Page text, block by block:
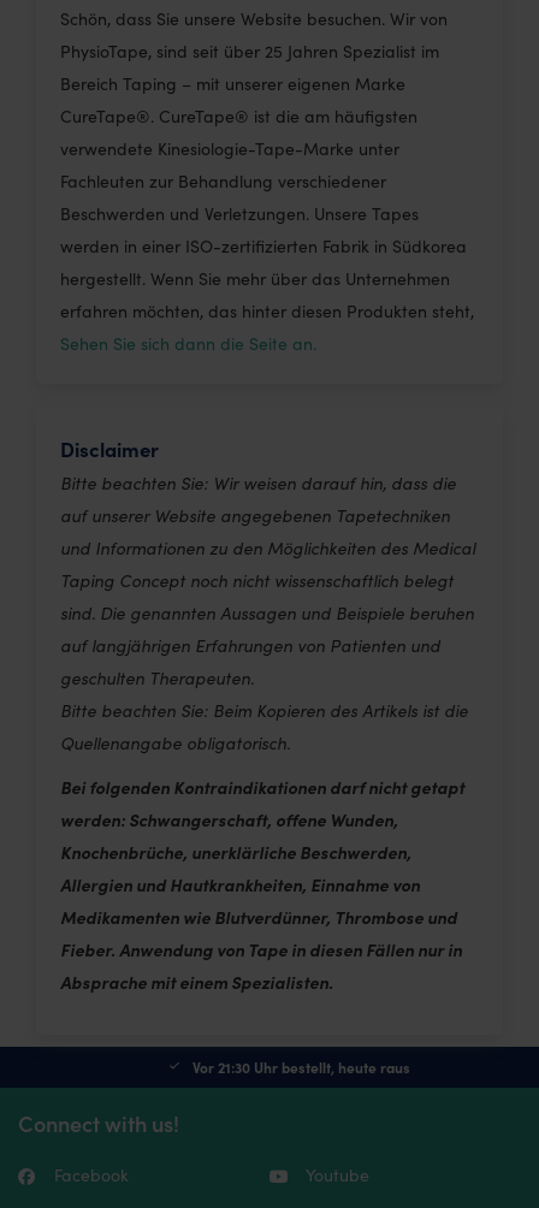
Schön, dass Sie unsere Website besuchen. Wir von
PhysioTape, sind seit über 25 Jahren Spezialist im
Bereich Taping – mit unserer eigenen Marke
CureTape®. CureTape® ist die am häufigsten
verwendete Kinesiologie-Tape-Marke unter
Fachleuten zur Behandlung verschiedener
Beschwerden und Verletzungen. Unsere Tapes
werden in einer ISO-zertifizierten Fabrik in Südkorea
hergestellt. Wenn Sie mehr über das Unternehmen
erfahren möchten, das hinter diesen Produkten steht,
Sehen Sie sich dann die Seite an.
Disclaimer
Bitte beachten Sie: Wir weisen darauf hin, dass die
auf unserer Website angegebenen Tapetechniken
und Informationen zu den Möglichkeiten des Medical
Taping Concept noch nicht wissenschaftlich belegt
sind. Die genannten Aussagen und Beispiele beruhen
auf langjährigen Erfahrungen von Patienten und
geschulten Therapeuten.
Bitte beachten Sie: Beim Kopieren des Artikels ist die
Quellenangabe obligatorisch.
Bei folgenden Kontraindikationen darf nicht getapt
werden: Schwangerschaft, offene Wunden,
Knochenbrüche, unerklärliche Beschwerden,
Allergien und Hautkrankheiten, Einnahme von
Medikamenten wie Blutverdünner, Thrombose und
Fieber. Anwendung von Tape in diesen Fällen nur in
Absprache mit einem Spezialisten.
Vor 21:30 Uhr bestellt, heute raus
Connect with us!
Facebook Youtube